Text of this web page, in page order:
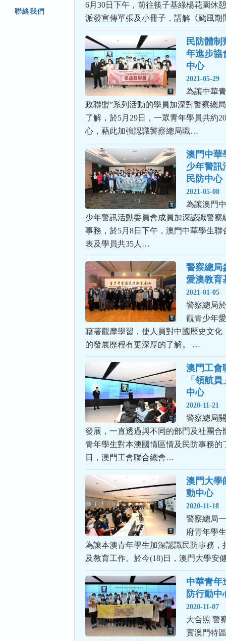
聯絡我們
6月30日下午，前往筷子基綠楊花園休
派發宣傳單張及小冊子，講解《颱風
民防體
年進步協
中心
2021-05-29
為讓中華
政聯盟”系列活動的學員加深對警察總
了解，於5月29日，一眾青年學員共約
心，藉此加強認識警察總局職…
澳門中華
少年警訊
民防中心
2021-05-08
為讓澳門
少年警訊活動委員會成員加深認識警察
事務，於5月8日下午，澳門中華學生聯
表及學員共35人…
警察總局
愛澳教育
2021-01-05
警察總局
觀青少年
藉著觀摩學習，使人員對中國歷史文化
的發展歷程有更深厚的了解。 …
澳門工會
「領航
中心
2020-11-21
警察總局
發展，一直透過與不同的部門及社團合
青年學生對本澳國情區情及民防事務的
日，澳門工會聯合總會…
澳門大學
動中心
2020-11-18
警察總局
府青年學
為讓本澳青年學生加深認識民防事務，
及教育工作。於今(18)日，澳門大學安
中華青年
防行動中
2020-11-07
大合照 警
實澳門特